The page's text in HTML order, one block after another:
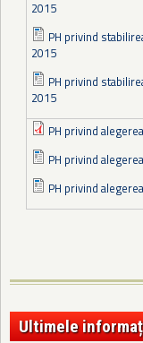
2015
PH privind
2015
PH privind
2015
PH privind
PH privind
PH privind
Ultimele